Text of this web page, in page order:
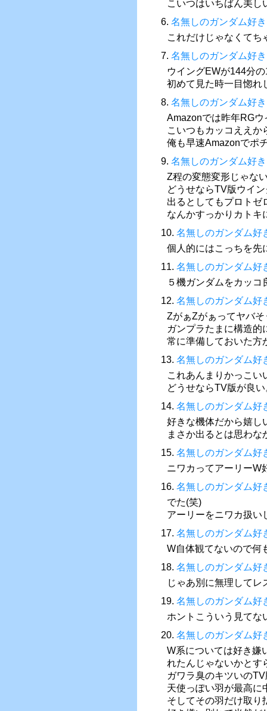
こいつはいちばん美し
6. 名無しのガンダム好き
これだけじゃなくてち
7. 名無しのガンダム好き
ウイングEWが144分
初めて見た時一目惚れ
8. 名無しのガンダム好き
Amazonでは昨年RG
こいつもカッコええか
俺も早速Amazonでポ
9. 名無しのガンダム好き
Z程の変態変形じゃな
どうせならTV版ウイ
出るとしてもプロト
なんかすっかりカトキ
10. 名無しのガンダム好
個人的にはこっちを先
11. 名無しのガンダム好
５機ガンダムをカッ
12. 名無しのガンダム好
ZがぁZがぁってヤバ
ガンプラたまに構造的
常に準備しておいた方
13. 名無しのガンダム好
これあんまりかっこい
どうせならTV版が良い
14. 名無しのガンダム好
好きな機体だから嬉し
まさか出るとは思わな
15. 名無しのガンダム好
ニワカってアーリーW
16. 名無しのガンダム好
でた(笑)
アーリーをニワカ扱い
17. 名無しのガンダム好
W自体観てないので
18. 名無しのガンダム好
じゃあ別に無理してレ
19. 名無しのガンダム好
ホントこういう見てな
20. 名無しのガンダム好
W系については好き嫌
れたんじゃないかとす
ガワラ臭のキツいのTV
天使っぽい羽が最高に
そしてその羽だけ取り